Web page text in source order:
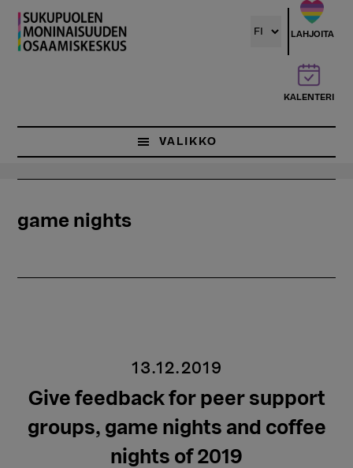
Hyppää
pääsisältöön
LAHJOITA
KALENTERI
VALIKKO
game nights
13.12.2019
Give feedback for peer support
groups, game nights and coffee
nights of 2019